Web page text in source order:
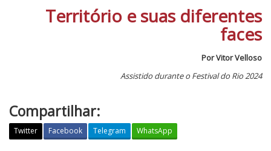
Território e suas diferentes
faces
Por Vitor Velloso
Assistido durante o Festival do Rio 2024
Compartilhar:
Twitter Facebook Telegram WhatsApp